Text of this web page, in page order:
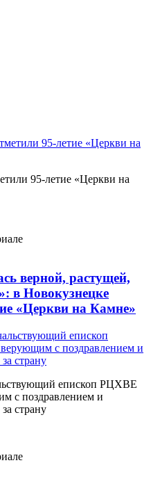
95-летие «Церкви на
верной, растущей,
в Новокузнецке
«Церкви на Камне»
епископ РЦХВЕ
с поздравлением и
страну